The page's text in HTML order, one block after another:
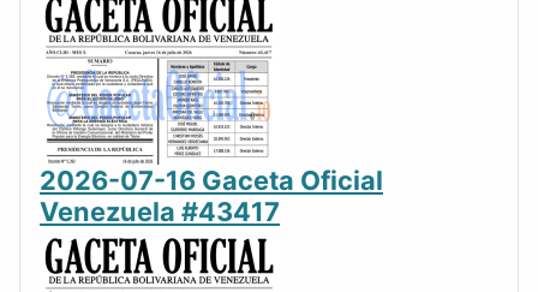
2026-07-16 Gaceta Oficial
Venezuela #43417